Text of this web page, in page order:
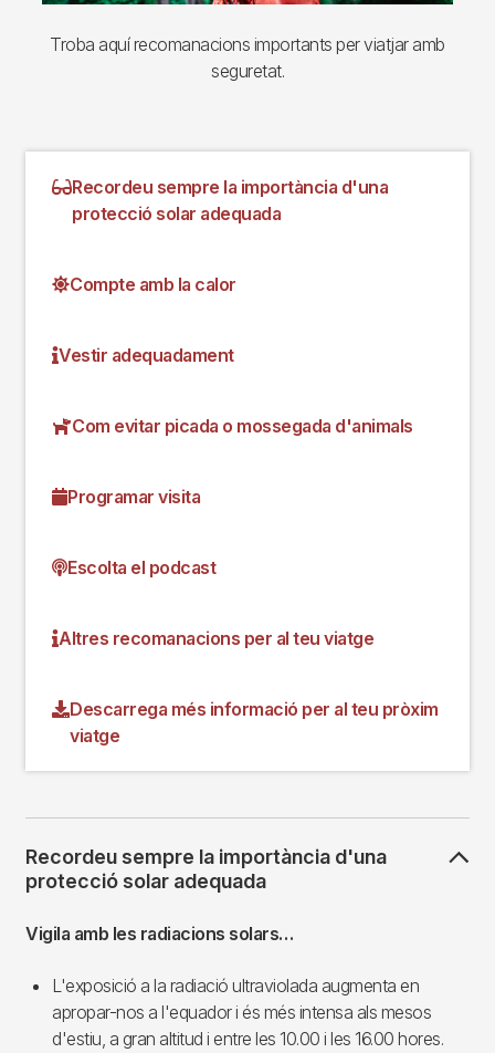
Troba aquí recomanacions importants per viatjar amb
seguretat.
Recordeu sempre la importància d'una
protecció solar adequada
Compte amb la calor
Vestir adequadament
Com evitar picada o mossegada d'animals
Programar visita
Escolta el podcast
Altres recomanacions per al teu viatge
Descarrega més informació per al teu pròxim
viatge
Recordeu sempre la importància d'una
protecció solar adequada
Vigila amb les radiacions solars…
L'exposició a la radiació ultraviolada augmenta en
apropar-nos a l'equador i és més intensa als mesos
d'estiu, a gran altitud i entre les 10.00 i les 16.00 hores.